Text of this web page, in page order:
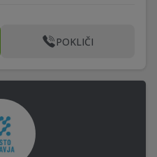
POKLIČI